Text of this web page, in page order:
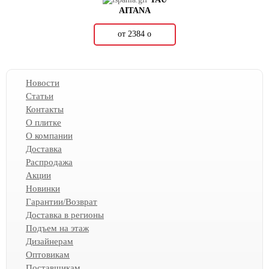
AITANA
от 2384 о
Новости
Статьи
Контакты
О плитке
О компании
Доставка
Распродажа
Акции
Новинки
Гарантии/Возврат
Доставка в регионы
Подъем на этаж
Дизайнерам
Оптовикам